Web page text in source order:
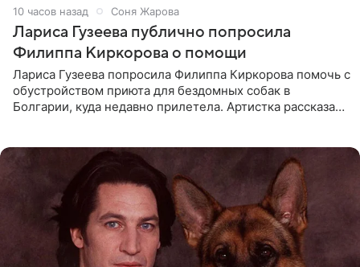
10 часов назад Соня Жарова
Лариса Гузеева публично попросила
Филиппа Киркорова о помощи
Лариса Гузеева попросила Филиппа Киркорова помочь с
обустройством приюта для бездомных собак в
Болгарии, куда недавно прилетела. Артистка рассказала